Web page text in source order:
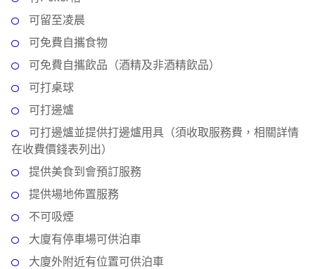
聚
及
拍
拖
廳
場
可留至凌晨
可免費自攜食物
可免費自攜飲品（酒精及非酒精飲品）
可打桌球
可打邊爐
可打邊爐並提供打邊爐用具（須收取服務費，相關詳情
在收費價錢表列出）
提供美食到會預訂服務
提供場地佈置服務
不可吸煙
大廈有停車場可供泊車
大廈外附近有位置可供泊車